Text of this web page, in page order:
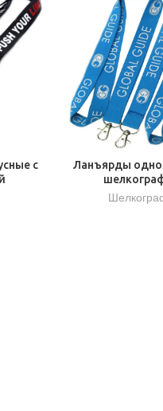
с
Ланъярды